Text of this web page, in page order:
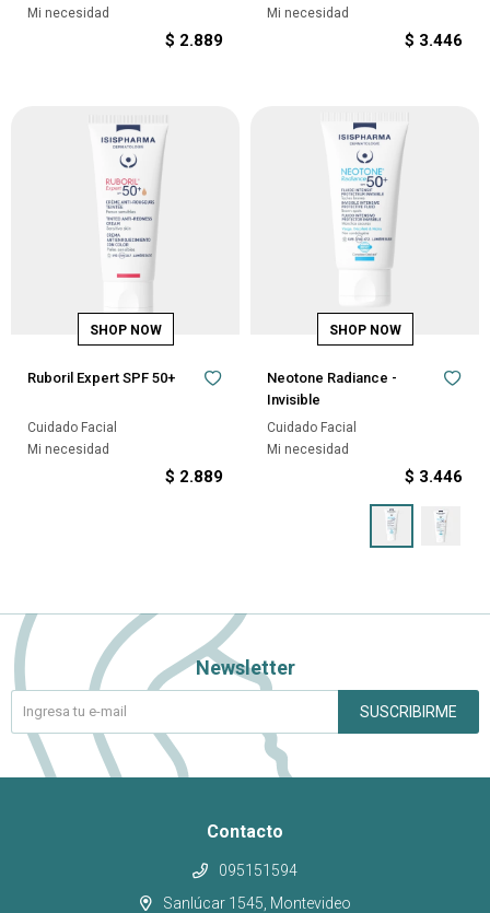
Mi necesidad
$ 2.889
Mi necesidad
$ 3.446
Ruboril Expert SPF 50+
Cuidado Facial
Mi necesidad
$ 2.889
Neotone Radiance -
Invisible
Cuidado Facial
Mi necesidad
$ 3.446
Contacto
095151594
Sanlúcar 1545, Montevideo
Newsletter
SUSCRIBIRME